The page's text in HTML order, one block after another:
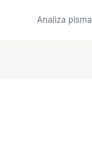
Analiza pisma